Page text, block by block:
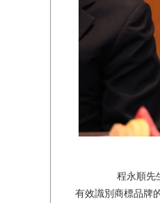
程永順先生
有效識別商標品牌